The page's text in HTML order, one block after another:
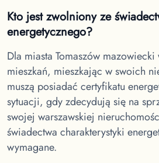
Kto jest zwolniony ze
energetycznego?
Dla miasta Tomaszów mazowiecki
mieszkań, mieszkając w swoich
muszą posiadać certyfikatu
sytuacji, gdy zdecydują się na
swojej warszawskiej
świadectwa charakterystyki
wymagane.